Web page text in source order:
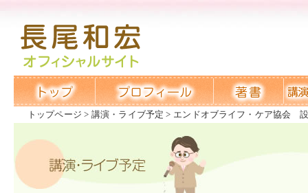
トップページ 講演・ライブ予定 エンドオブライフ・ケア協会